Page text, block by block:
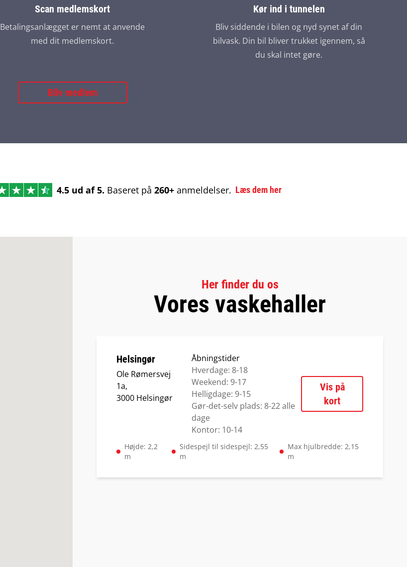
Scan medlemskort
Betalingsanlægget er nemt at anvende
med dit medlemskort.
Kør ind i tunnelen
Bliv siddende i bilen og nyd synet af din
bilvask. Din bil bliver trukket igennem, så
du skal intet gøre.
Bliv medlem
4.5 ud af 5. Baseret på 260+ anmeldelser. Læs dem her
Her finder du os
Vores vaskehaller
Helsingør
Ole Rømersvej
1a,
3000 Helsingør
Åbningstider
Hverdage: 8-18
Weekend: 9-17
Helligdage: 9-15
Gør-det-selv plads: 8-22 alle
dage
Kontor: 10-14
Vis på
kort
Højde: 2,2
m
Sidespejl til sidespejl: 2,55
m
Max hjulbredde: 2,15
m